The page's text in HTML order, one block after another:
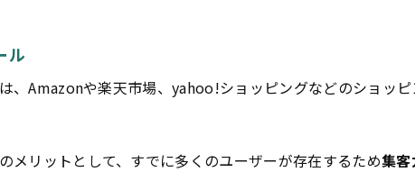
ル
、Amazonや楽天市場、yahoo!ショッピングなどのショッ
メリットとして、すでに多くのユーザーが存在するため集客